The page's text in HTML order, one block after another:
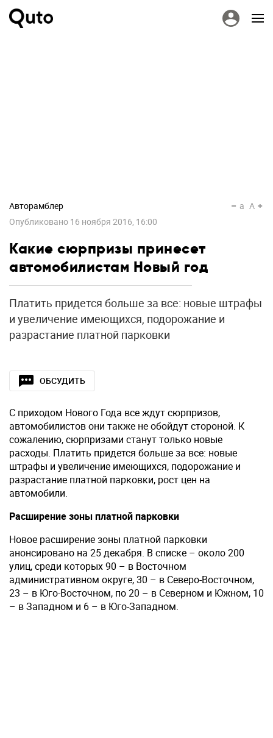
Авторамблер
Опубликовано 16 ноября 2016, 16:00
a A
Какие сюрпризы принесет
автомобилистам Новый год
Платить придется больше за все: новые штрафы
и увеличение имеющихся, подорожание и
разрастание платной парковки
ОБСУДИТЬ
С приходом Нового Года все ждут сюрпризов,
автомобилистов они также не обойдут стороной. К
сожалению, сюрпризами станут только новые
расходы. Платить придется больше за все: новые
штрафы и увеличение имеющихся, подорожание и
разрастание платной парковки, рост цен на
автомобили.
Расширение зоны платной парковки
Новое расширение зоны платной парковки
анонсировано на 25 декабря. В списке – около 200
улиц, среди которых 90 – в Восточном
административном округе, 30 – в Северо-Восточном,
23 – в Юго-Восточном, по 20 – в Северном и Южном, 10
– в Западном и 6 – в Юго-Западном.